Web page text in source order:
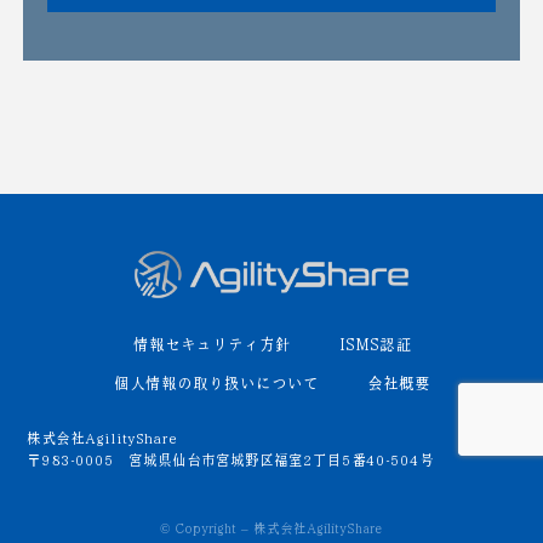
情報セキュリティ方針 ISMS認証
個人情報の取り扱いについて 会社概要
株式会社AgilityShare
〒983-0005 宮城県仙台市宮城野区福室2丁目5番40-504号
© Copyright – 株式会社AgilityShare